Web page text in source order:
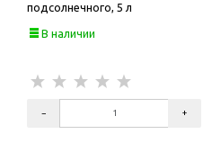
подсолнечного, 5 л
В наличии